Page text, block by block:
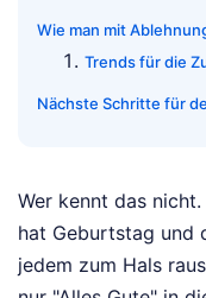
Wie man mit
Trends für die
Nächste Schritte für
Wer kennt das
hat Geburtstag und
jedem zum Hals